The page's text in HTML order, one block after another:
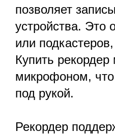
позволяет
устройства. Это
или
Купить
микрофоном, что
под рукой.
Рекордер